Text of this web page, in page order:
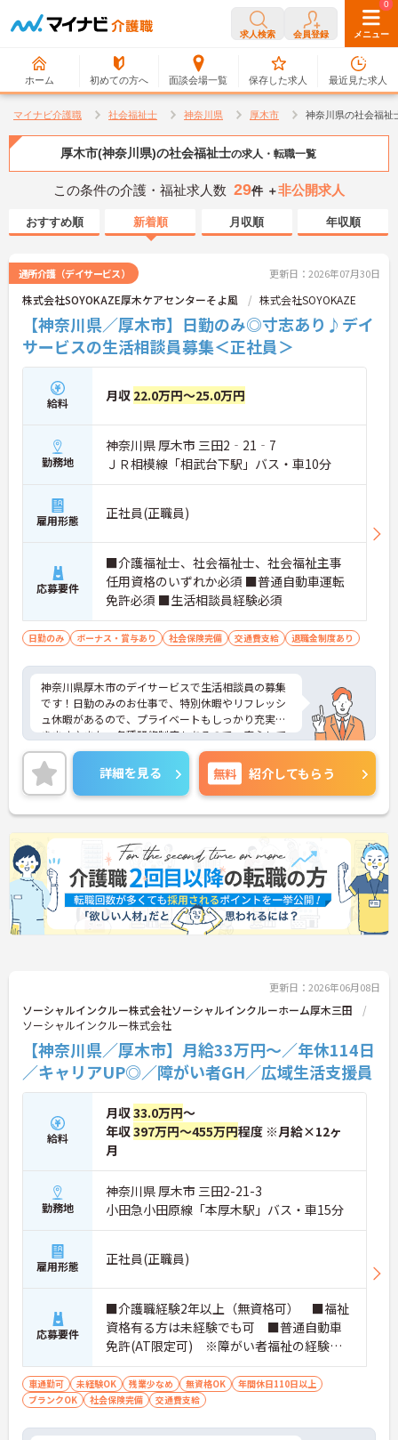
求人検索 会員登録 メニュー
ホーム 初めての方へ 面談会場一覧
0
保存した求人
0
最近見た求人
マイナビ介護職 社会福祉士 神奈川県 厚木市 神奈川県の社会福祉
厚木市(神奈川県)の社会福祉士の求人・転職一覧
この条件の介護・福祉求人数 29件 ＋非公開求人
おすすめ順 新着順 月収順 年収順
通所介護（デイサービス） 更新日：2026年07月30日
株式会社SOYOKAZE厚木ケアセンターそよ風 株式会社SOYOKAZE
【神奈川県／厚木市】日勤のみ◎寸志あり♪デイ
サービスの生活相談員募集＜正社員＞
給料 月収 22.0万円～25.0万円
勤務地
神奈川県 厚木市 三田2‐21‐7
ＪＲ相模線「相武台下駅」バス・車10分
雇用形態 正社員(正職員)
応募要件
■介護福祉士、社会福祉士、社会福祉主事
任用資格のいずれか必須 ■普通自動車運転
免許必須 ■生活相談員経験必須
日勤のみ ボーナス・賞与あり 社会保険完備 交通費支給 退職金制度あり
神奈川県厚木市のデイサービスで生活相談員の募集
です！日勤のみのお仕事で、特別休暇やリフレッシ
ュ休暇があるので、プライベートもしっかり充実で
きます♪また、各種研修制度もあるので、安心して
業務に慣れることができます◎ご興味のある方は、
面接ポイントをお伝えしますので、お気軽にご連絡
ください。
詳細を見る 無料 紹介してもらう
更新日：2026年06月08日
ソーシャルインクルー株式会社ソーシャルインクルーホーム厚木三田
ソーシャルインクルー株式会社
【神奈川県／厚木市】月給33万円～／年休114日
／キャリアUP◎／障がい者GH／広域生活支援員
給料
月収33.0万円～
年収397万円～455万円程度 ※月給×12ヶ
月
勤務地
神奈川県 厚木市 三田2-21-3
小田急小田原線「本厚木駅」バス・車15分
雇用形態 正社員(正職員)
応募要件
■介護職経験2年以上（無資格可） ■福祉
資格有る方は未経験でも可 ■普通自動車
免許(AT限定可) ※障がい者福祉の経験は
不問です。※実務経験2年以上の方、障がい
者福祉に関する経験をお持ちの方大歓迎
車通勤可 未経験OK 残業少なめ 無資格OK
年間休日110日以上
ブランクOK
社会保険完備 交通費支給